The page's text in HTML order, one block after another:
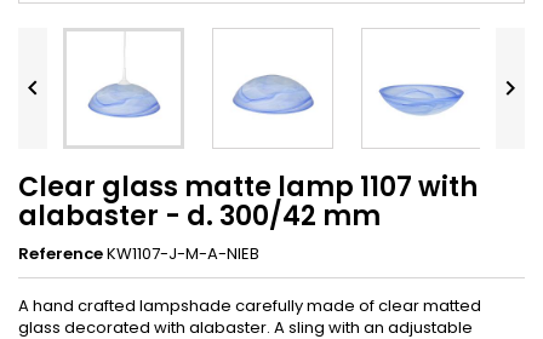
 
Clear glass matte lamp 1107 with
alabaster - d. 300/42 mm
ReferenceKW1107-J-M-A-NIEB
A hand crafted lampshade carefully made of clear matted
glass decorated with alabaster. A sling with an adjustable